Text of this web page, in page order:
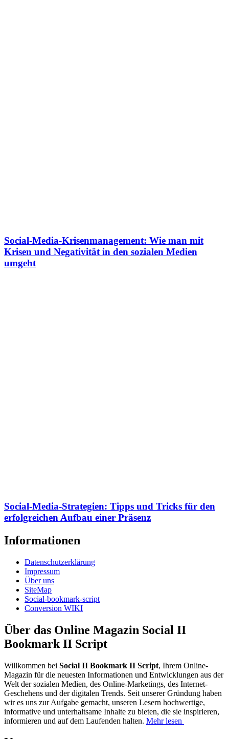
Social-Media-Krisenmanagement: Wie man mit
Krisen und Negativität in den sozialen Medien
umgeht
Social-Media-Strategien: Tipps und Tricks für den
erfolgreichen Aufbau einer Präsenz
Informationen
Datenschutzerklärung
Impressum
Über uns
SiteMap
Social-bookmark-script
Conversion WIKI
Über das Online Magazin Social II
Bookmark II Script
Willkommen bei Social II Bookmark II Script, Ihrem Online-
Magazin für die neuesten Informationen und Entwicklungen aus der
Welt der sozialen Medien, des Online-Marketings, des Internet-
Geschehens und der digitalen Trends. Seit unserer Gründung haben
wir es uns zur Aufgabe gemacht, unseren Lesern hochwertige,
informative und unterhaltsame Inhalte zu bieten, die sie inspirieren,
informieren und auf dem Laufenden halten. Mehr lesen